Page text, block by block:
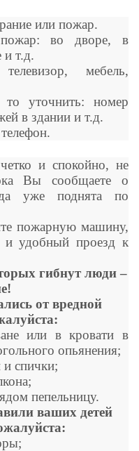
или пожар.
пожар: во дворе, в
и т.д.
мебель,
то уточнить: номер
в здании и т.д.
и спокойно, не
Вы сообщаете о
уже поднята по
пожарную машину,
и удобный проезд к
гибнут люди –
от вредной
или в кровати в
опьянения;
и спички;
пепельницу.
ваших детей